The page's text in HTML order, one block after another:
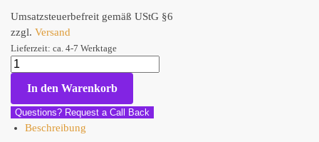
Umsatzsteuerbefreit gemäß UStG §6
zzgl. Versand
Lieferzeit: ca. 4-7 Werktage
In den Warenkorb
Questions? Request a Call Back
Beschreibung